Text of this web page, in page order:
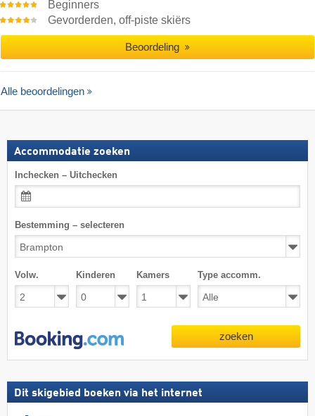
Beginners
Gevorderden, off-piste skiërs
Beoordeling
Alle beoordelingen
Accommodatie zoeken
Inchecken – Uitchecken
Bestemming – selecteren
Volw. Kinderen Kamers Type accomm.
zoeken
Dit skigebied boeken via het internet